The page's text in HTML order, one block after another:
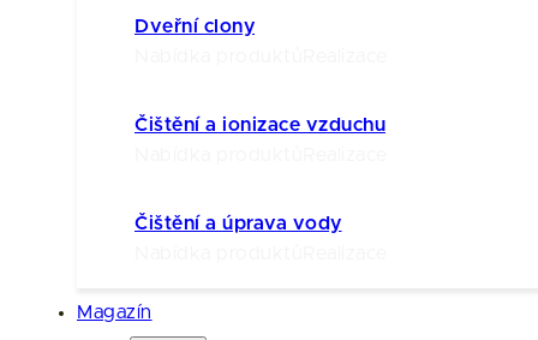
Dveřní clony
Čištění a ionizace vzduchu
Čištění a úprava vody
Magazín